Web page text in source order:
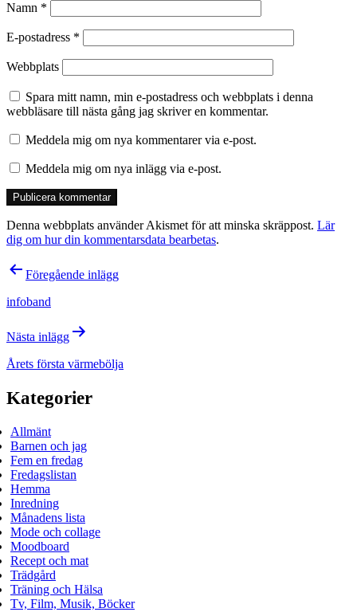
Namn *
E-postadress *
Webbplats
Spara mitt namn, min e-postadress och webbplats i denna
webbläsare till nästa gång jag skriver en kommentar.
Meddela mig om nya kommentarer via e-post.
Meddela mig om nya inlägg via e-post.
Denna webbplats använder Akismet för att minska skräppost. Lär
dig om hur din kommentarsdata bearbetas.
Inläggsnavigering
Föregående inlägg
infoband
Nästa inlägg
Årets första värmebölja
Kategorier
Allmänt
Barnen och jag
Fem en fredag
Fredagslistan
Hemma
Inredning
Månadens lista
Mode och collage
Moodboard
Recept och mat
Trädgård
Träning och Hälsa
Tv, Film, Musik, Böcker